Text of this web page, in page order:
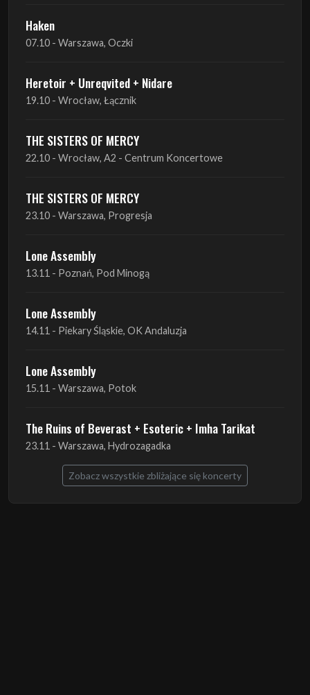
Haken
07.10 - Warszawa, Oczki
Heretoir + Unreqvited + Nidare
19.10 - Wrocław, Łącznik
THE SISTERS OF MERCY
22.10 - Wrocław, A2 - Centrum Koncertowe
THE SISTERS OF MERCY
23.10 - Warszawa, Progresja
Lone Assembly
13.11 - Poznań, Pod Minogą
Lone Assembly
14.11 - Piekary Śląskie, OK Andaluzja
Lone Assembly
15.11 - Warszawa, Potok
The Ruins of Beverast + Esoteric + Imha Tarikat
23.11 - Warszawa, Hydrozagadka
Zobacz wszystkie zbliżające się koncerty